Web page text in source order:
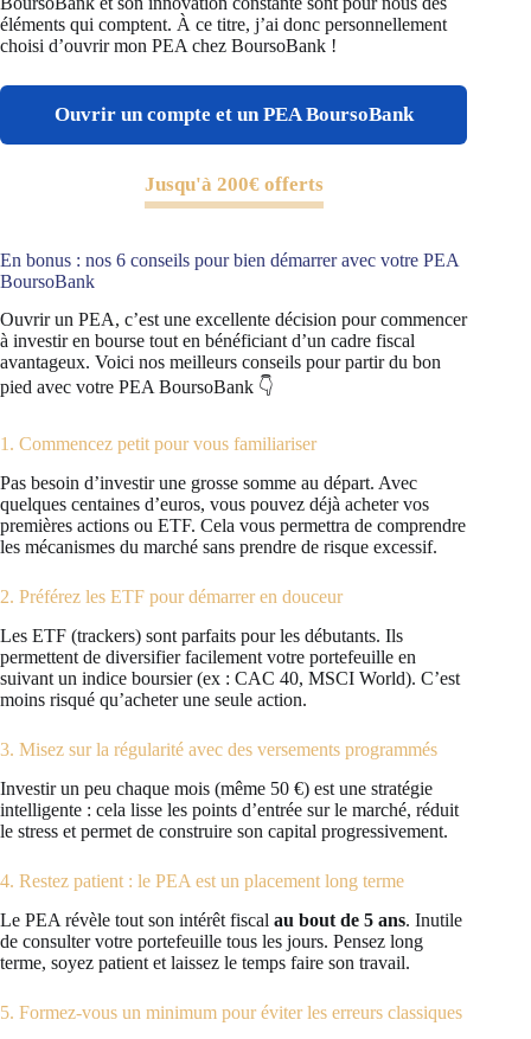
éléments qui comptent. À ce titre, j’ai donc personnellement
choisi d’ouvrir mon PEA chez BoursoBank !
Ouvrir un compte et un PEA BoursoBank
Jusqu'à 200€ offerts
En bonus : nos 6 conseils pour bien démarrer avec votre PEA
BoursoBank
Ouvrir un PEA, c’est une excellente décision pour commencer
à investir en bourse tout en bénéficiant d’un cadre fiscal
avantageux. Voici nos meilleurs conseils pour partir du bon
pied avec votre PEA BoursoBank 👇
1. Commencez petit pour vous familiariser
Pas besoin d’investir une grosse somme au départ. Avec
quelques centaines d’euros, vous pouvez déjà acheter vos
premières actions ou ETF. Cela vous permettra de comprendre
les mécanismes du marché sans prendre de risque excessif.
2. Préférez les ETF pour démarrer en douceur
Les ETF (trackers) sont parfaits pour les débutants. Ils
permettent de diversifier facilement votre portefeuille en
suivant un indice boursier (ex : CAC 40, MSCI World). C’est
moins risqué qu’acheter une seule action.
3. Misez sur la régularité avec des versements programmés
Investir un peu chaque mois (même 50 €) est une stratégie
intelligente : cela lisse les points d’entrée sur le marché, réduit
le stress et permet de construire son capital progressivement.
4. Restez patient : le PEA est un placement long terme
Le PEA révèle tout son intérêt fiscal au bout de 5 ans. Inutile
de consulter votre portefeuille tous les jours. Pensez long
terme, soyez patient et laissez le temps faire son travail.
5. Formez-vous un minimum pour éviter les erreurs classiques